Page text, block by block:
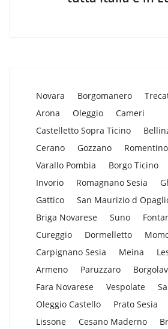
Novara Borgomanero
Arona
Oleggio
Cameri
Castelletto Sopra Ticino
Cerano
Gozzano
Romentino
Varallo Pombia
Borgo Ticino
Invorio
Romagnano Sesia
Gattico
San Maurizio d
Briga Novarese
Suno
Cureggio
Dormelletto
Carpignano Sesia
Meina
Armeno
Paruzzaro
Fara Novarese
Vespolate
Oleggio Castello
Prato Sesia
Lissone
Cesano Maderno